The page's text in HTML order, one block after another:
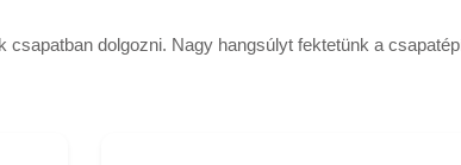
dolgozni. Nagy hangsúlyt fektetünk a